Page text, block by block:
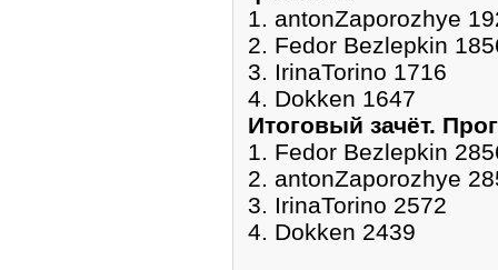
1. antonZaporozhye
2. Fedor Bezlepkin
3. IrinaTorino 1716
4. Dokken 1647
Итоговый зачёт.
1. Fedor Bezlepkin
2. antonZaporozhye
3. IrinaTorino 2572
4. Dokken 2439